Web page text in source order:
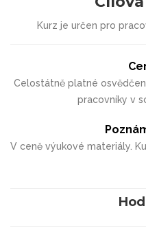
Kurz je určen pro
Celostátně platné
pracovníky v
V ceně výukové materiály.